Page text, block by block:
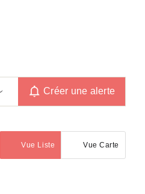
Créer une alerte
Vue Liste
(activé) Vue Carte